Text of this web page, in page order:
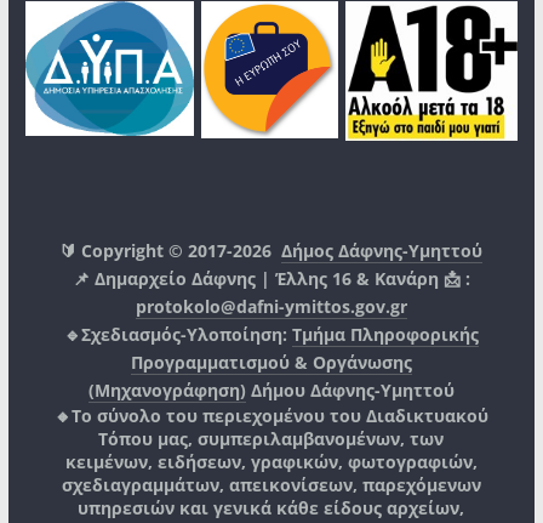
🔰 Copyright © 2017-2026Δήμος Δάφνης-Υμηττού
📌 Δημαρχείο Δάφνης | Έλλης 16 & Κανάρη 📩 :
protokolo@dafni-ymittos.gov.gr
🔹Σχεδιασμός-Υλοποίηση: Τμήμα Πληροφορικής
Προγραμματισμού & Οργάνωσης
(Μηχανογράφηση) Δήμου Δάφνης-Υμηττού
🔸Το σύνολο του περιεχομένου του Διαδικτυακού
Τόπου μας, συμπεριλαμβανομένων, των
κειμένων, ειδήσεων, γραφικών, φωτογραφιών,
σχεδιαγραμμάτων, απεικονίσεων, παρεχόμενων
υπηρεσιών και γενικά κάθε είδους αρχείων,